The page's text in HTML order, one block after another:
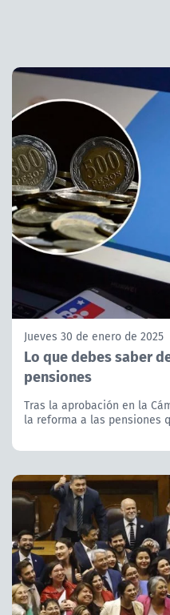
Jueves 30 de enero de 2025
Lo que debes saber
pensiones
Tras la aprobación en la
la reforma a las pensiones